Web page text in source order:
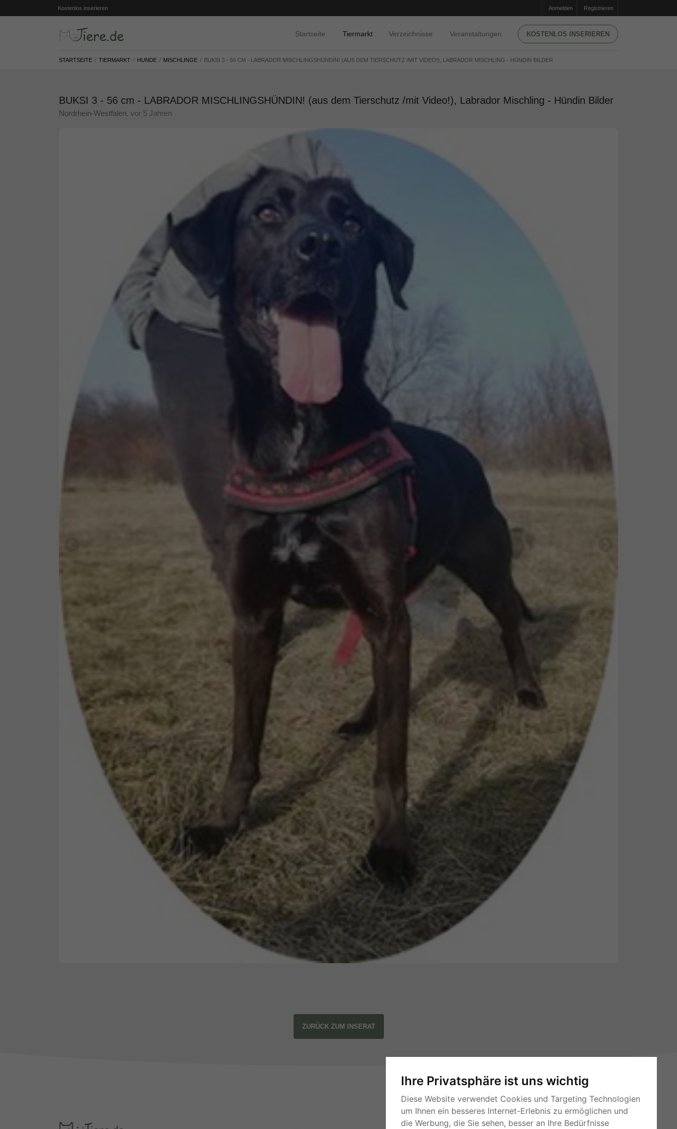
Ihre Privatsphäre ist uns wichtig
Diese Website verwendet Cookies und Targeting Technologien
um Ihnen ein besseres Internet-Erlebnis zu ermöglichen und
die Werbung, die Sie sehen, besser an Ihre Bedürfnisse
Kostenlos inserieren Anmelden Registrieren
Startseite Tiermarkt Verzeichnisse Veranstaltungen KOSTENLOS INSERIEREN
STARTSEITE TIERMARKT HUNDE MISCHLINGE BUKSI 3 - 56 CM - LABRADOR MISCHLINGSHÜNDIN! (AUS DEM TIERSCHUTZ /MIT VIDEO!), LABRADOR MISCHLING - HÜNDIN BILDER
BUKSI 3 - 56 cm - LABRADOR MISCHLINGSHÜNDIN! (aus dem Tierschutz /mit Video!), Labrador Mischling - Hündin Bilder
Nordrhein-Westfalen, vor 5 Jahren
ZURÜCK ZUM INSERAT